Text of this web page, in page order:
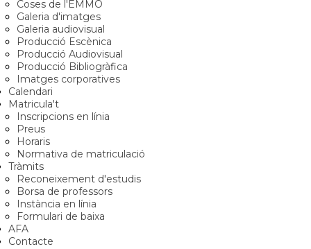
Coses de l'EMMO
Galeria d'imatges
Galeria audiovisual
Producció Escènica
Producció Audiovisual
Producció Bibliogràfica
Imatges corporatives
Calendari
Matricula't
Inscripcions en línia
Preus
Horaris
Normativa de matriculació
Tràmits
Reconeixement d'estudis
Borsa de professors
Instància en línia
Formulari de baixa
AFA
Contacte